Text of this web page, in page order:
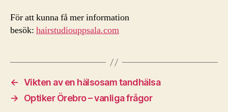
För att kunna få mer information
besök: hairstudiouppsala.com
← Vikten av en hälsosam tandhälsa
→
Optiker Örebro – vanliga frågor